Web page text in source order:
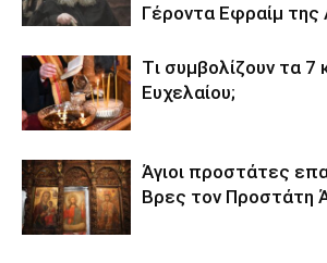
Γέροντα Εφραίμ της
Tι συμβολίζουν τα 7
Ευχελαίου;
Άγιοι προστάτες
Βρες τον Προστάτη